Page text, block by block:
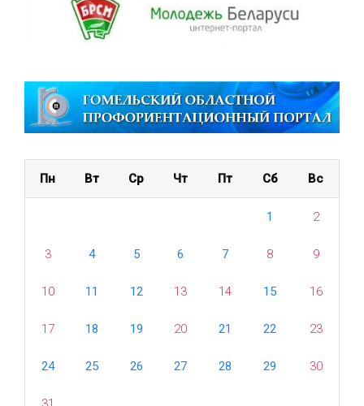
Пн Вт Ср Чт Пт Сб Вс
1 2
3 4 5 6 7 8 9
10 11 12 13 14 15 16
17 18 19 20 21 22 23
24 25 26 27 28 29 30